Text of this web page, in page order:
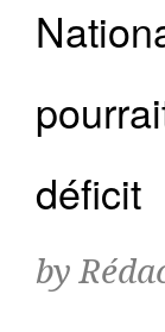
déficit
by